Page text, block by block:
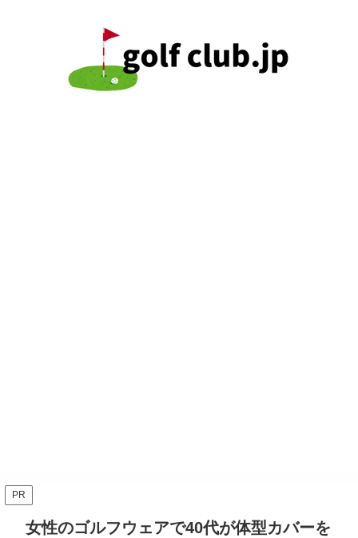
PR
女性のゴルフウェアで40代が体型カバーを